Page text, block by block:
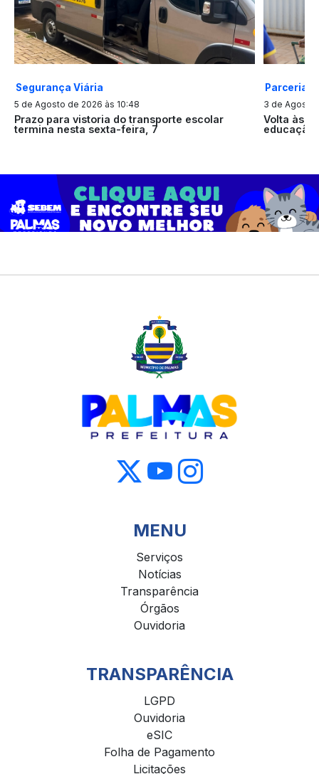
Segurança Viária
5 de Agosto de 2026 às 10:48
Prazo para vistoria do transporte escolar
termina nesta sexta-feira, 7
Parceria
3 de Agosto
Volta às
educação
MENU
Serviços
Notícias
Transparência
Órgãos
Ouvidoria
TRANSPARÊNCIA
LGPD
Ouvidoria
eSIC
Folha de Pagamento
Licitações